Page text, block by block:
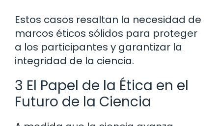
Estos casos resaltan la necesidad de
marcos éticos sólidos para proteger
a los participantes y garantizar la
integridad de la ciencia.
3 El Papel de la Ética en el
Futuro de la Ciencia